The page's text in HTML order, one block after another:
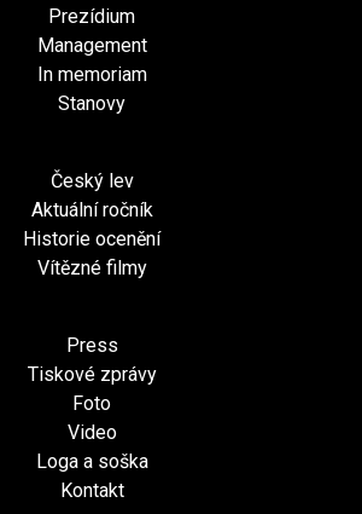
Prezídium
Management
In memoriam
Stanovy
Český lev
Aktuální ročník
Historie ocenění
Vítězné filmy
Press
Tiskové zprávy
Foto
Video
Loga a soška
Kontakt